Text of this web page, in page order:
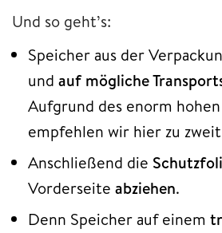
Und so geht’s:
Speicher aus der
und auf mögliche
Aufgrund des enorm
empfehlen wir hier zu
Anschließend die
Vorderseite abziehen.
Denn Speicher auf einem